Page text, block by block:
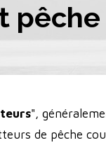
",
de pêche